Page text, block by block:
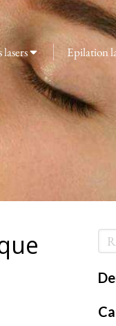
lasers Epilation